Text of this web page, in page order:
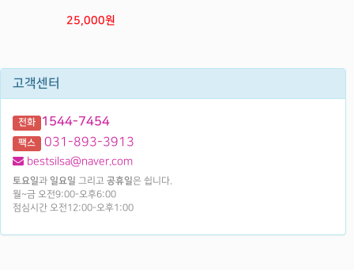
25,000원
고객센터
전화 1544-7454
팩스 031-893-3913
bestsilsa@naver.com
토요일과 일요일 그리고 공휴일은 쉽니다.
월~금 오전9:00-오후6:00
점심시간 오전12:00-오후1:00